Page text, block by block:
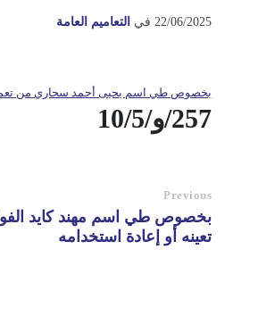
22/06/2025 في التعاميم العامة
بخصوص طي اسم يحيى أحمد سحاري من
257/و/10/5
Previous
بخصوص طي اسم مهند كايد
تعينه أو إعادة استخدامه